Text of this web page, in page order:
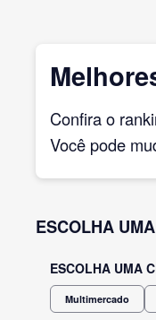
Confira o
Você pode
ESCOLHA
ESCOLHA UMA
Multimercado